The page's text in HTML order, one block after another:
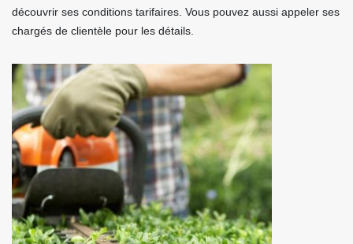
découvrir ses conditions tarifaires. Vous pouvez aussi appeler ses
chargés de clientèle pour les détails.